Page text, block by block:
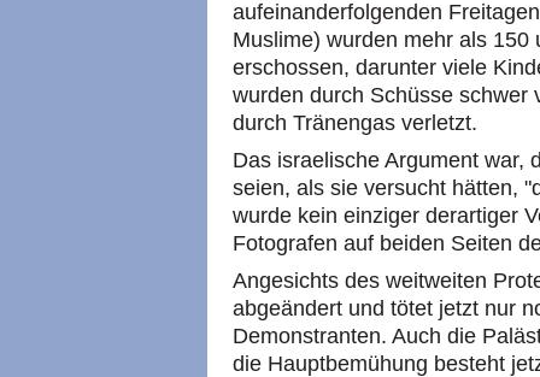
aufeinanderfolgenden
Muslime) wurden mehr als
erschossen, darunter viele
wurden durch Schüsse schwer
durch Tränengas verletzt.
Das israelische Argument war,
seien, als sie versucht hätten,
wurde kein einziger derartiger
Fotografen auf beiden Seiten
Angesichts des weitweiten
abgeändert und tötet jetzt nur
Demonstranten. Auch die
die Hauptbemühung besteht